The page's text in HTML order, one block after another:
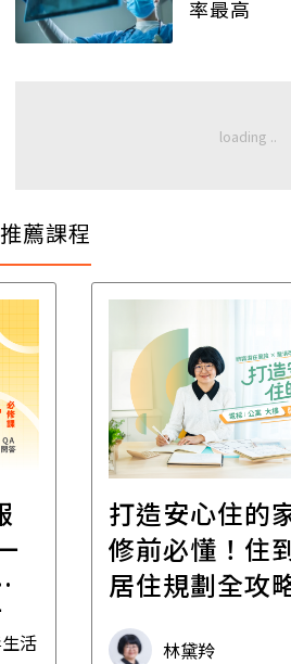
率最高
推薦課程
活
打造安心住的
修前必懂！住
居住規劃全攻
林黛羚